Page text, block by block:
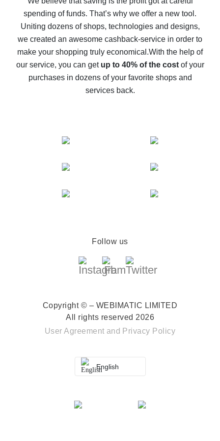
10% cash back on AliExpress - the impossible is
possible
The best cash back on AliExpress - how to find it
The best cash back service for AliExpress - let's
compare offers
spending of funds. That’s why we offer a new tool.
Uniting dozens of shops, technologies and designs,
we created an awesome cashback-service in order to
make your shopping truly economical.With the help of
our service, you can get up to 40% of the costof your
purchases in dozens of your favorite shops and
services back.
Follow us
Copyright © – WEBIMATIC LIMITED
All rights reserved 2026
User Agreement and Privacy Policy
English